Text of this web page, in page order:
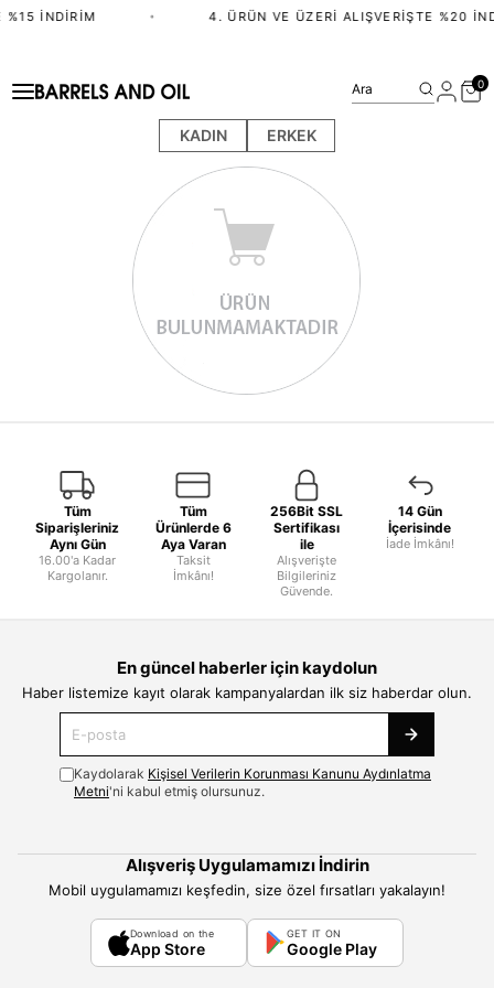
%15 İNDIRIM • 4. ÜRÜN VE ÜZERI ALIŞVERIŞTE %20
KADIN ERKEK
Ara 0
Tüm
Siparişleriniz
Aynı Gün
16.00'a Kadar
Kargolanır.
Tüm
Ürünlerde 6
Aya Varan
Taksit
İmkânı!
256Bit SSL
Sertifikası
ile
Alışverişte
Bilgileriniz
Güvende.
14 Gün
İçerisinde
İade İmkânı!
En güncel haberler için kaydolun
Haber listemize kayıt olarak kampanyalardan ilk siz haberdar olun.
Kaydolarak Kişisel Verilerin Korunması Kanunu Aydınlatma
Metni'ni kabul etmiş olursunuz.
Alışveriş Uygulamamızı İndirin
Mobil uygulamamızı keşfedin, size özel fırsatları yakalayın!
Download on the
App Store
GET IT ON
Google Play